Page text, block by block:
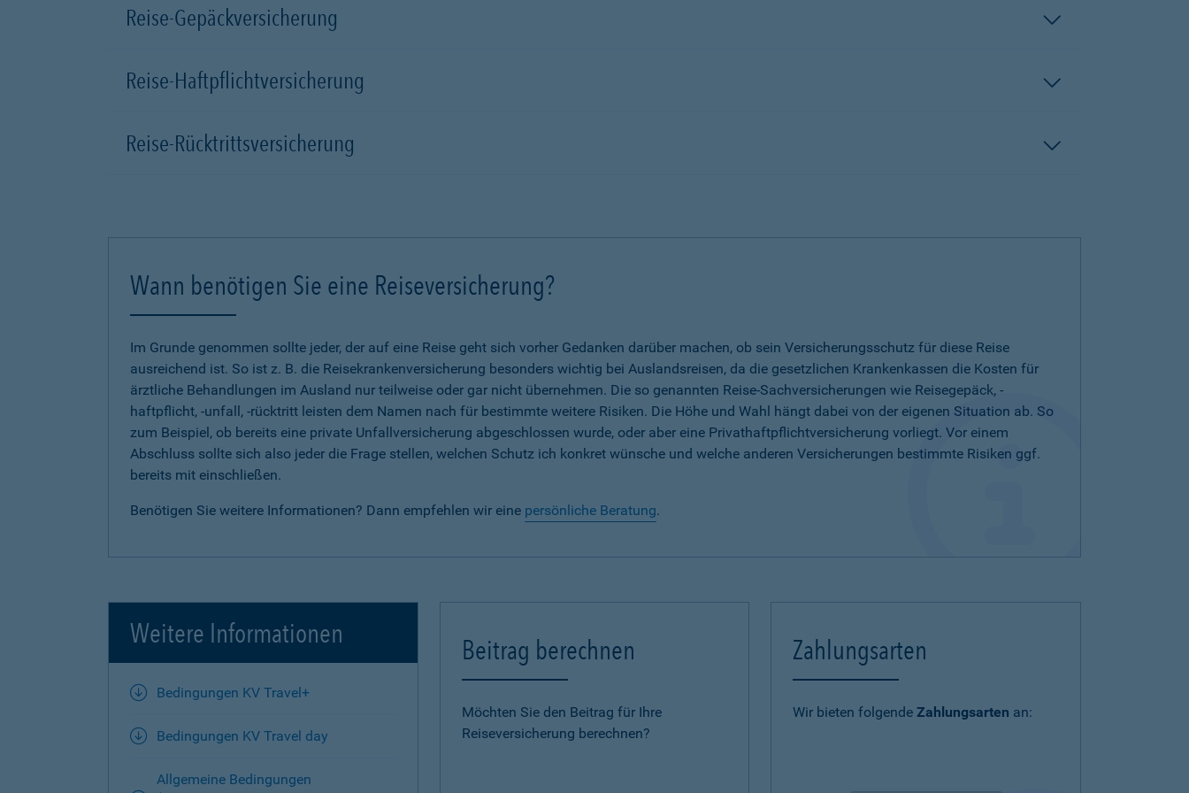
Reise-Gepäckversicherung
Reise-Haftpflichtversicherung
Reise-Rücktrittsversicherung
Wann benötigen Sie eine Reiseversicherung?
Im Grunde genommen sollte jeder, der auf eine Reise geht sich vorher Gedanken darüber machen, ob sein Versicherungsschutz für diese Reise
ausreichend ist. So ist z. B. die Reisekrankenversicherung besonders wichtig bei Auslandsreisen, da die gesetzlichen Krankenkassen die Kosten für
ärztliche Behandlungen im Ausland nur teilweise oder gar nicht übernehmen. Die so genannten Reise-Sachversicherungen wie Reisegepäck, -
haftpflicht, -unfall, -rücktritt leisten dem Namen nach für bestimmte weitere Risiken. Die Höhe und Wahl hängt dabei von der eigenen Situation ab. So
zum Beispiel, ob bereits eine private Unfallversicherung abgeschlossen wurde, oder aber eine Privathaftpflichtversicherung vorliegt. Vor einem
Abschluss sollte sich also jeder die Frage stellen, welchen Schutz ich konkret wünsche und welche anderen Versicherungen bestimmte Risiken ggf.
bereits mit einschließen.
Benötigen Sie weitere Informationen? Dann empfehlen wir eine persönliche Beratung.
Weitere Informationen
Bedingungen KV Travel+
Bedingungen KV Travel day
Allgemeine Bedingungen
Beitrag berechnen
Möchten Sie den Beitrag für Ihre
Reiseversicherung berechnen?
Zahlungsarten
Wir bieten folgendeZahlungsarten an: